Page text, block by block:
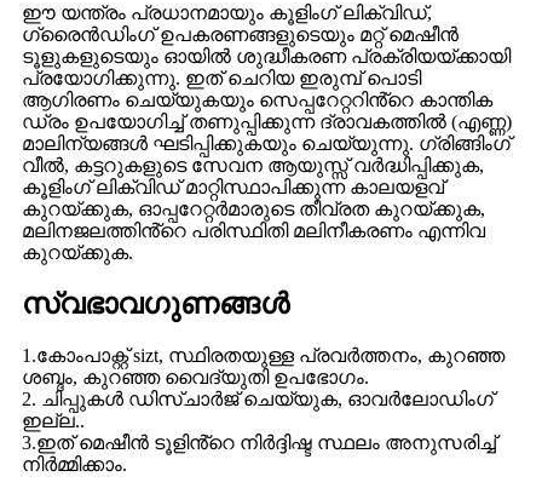
ഈ യന്ത്രം പ്രധാനമായും കൂളിംഗ് ലിക്വിഡ്,
ഗ്രൈൻഡിംഗ് ഉപകരണങ്ങളുടെയും മറ്റ് മെഷീൻ
ടൂളുകളുടെയും ഓയിൽ ശുദ്ധീകരണ പ്രക്രിയയ്ക്കായി
പ്രയോഗിക്കുന്നു. ഇത് ചെറിയ ഇരുമ്പ് പൊടി
ആഗിരണം ചെയ്യുകയും സെപ്പറേറ്ററിൻ്റെ കാന്തിക
ഡ്രം ഉപയോഗിച്ച് തണുപ്പിക്കുന്ന ദ്രാവകത്തിൽ (എണ്ണ)
മാലിന്യങ്ങൾ ഘടിപ്പിക്കുകയും ചെയ്യുന്നു. ഗ്രിങ്ങിംഗ്
വീൽ, കട്ടറുകളുടെ സേവന ആയുസ്സ് വർദ്ധിപ്പിക്കുക,
കൂളിംഗ് ലിക്വിഡ് മാറ്റിസ്ഥാപിക്കുന്ന കാലയളവ്
കുറയ്ക്കുക, ഓപ്പറേറ്റർമാരുടെ തീവ്രത കുറയ്ക്കുക,
മലിനജലത്തിൻ്റെ പരിസ്ഥിതി മലിനീകരണം എന്നിവ
കുറയ്ക്കുക.
സ്വഭാവഗുണങ്ങൾ
1.കോംപാക്റ്റ് sizt, സ്ഥിരതയുള്ള പ്രവർത്തനം, കുറഞ്ഞ
ശബ്ദം, കുറഞ്ഞ വൈദ്യുതി ഉപഭോഗം.
2. ചിപ്പുകൾ ഡിസ്ചാർജ് ചെയ്യുക, ഓവർലോഡിംഗ്
ഇല്ല..
3.ഇത് മെഷീൻ ടൂളിൻ്റെ നിർദ്ദിഷ്ട സ്ഥലം അനുസരിച്ച്
നിർമ്മിക്കാം.